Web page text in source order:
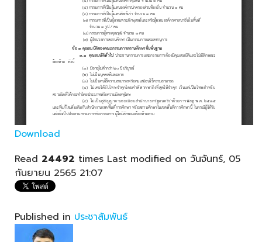
Download
Read 24492 times Last modified on วันจันทร์, 05
กันยายน 2565 21:07
Published in ประชาสัมพันธ์